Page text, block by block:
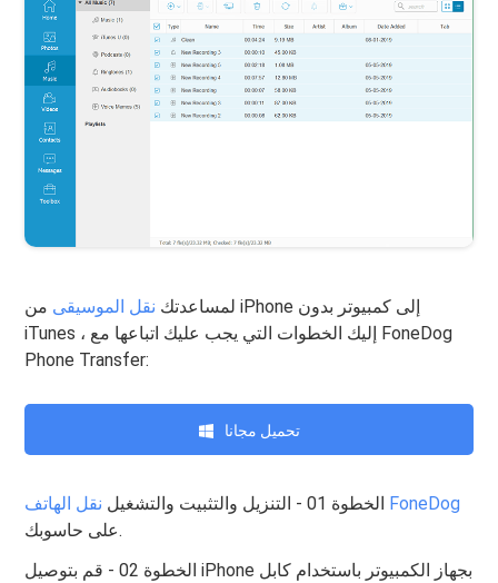
لمساعدتك نقل الموسيقى من iPhone إلى كمبيوتر بدون
iTunes ، إليك الخطوات التي يجب عليك اتباعها مع FoneDog
Phone Transfer:
تحميل مجانا
الخطوة 01 - التنزيل والتثبيت والتشغيل نقل الهاتف FoneDog
على حاسوبك.
الخطوة 02 - قم بتوصيل iPhone بجهاز الكمبيوتر باستخدام كابل